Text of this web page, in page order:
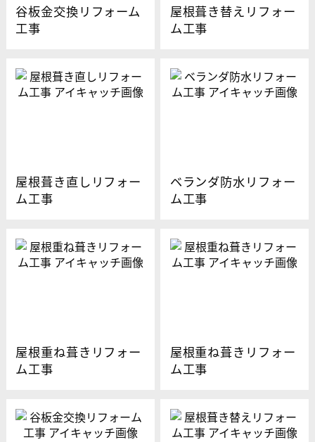
谷板金交換リフォーム
工事
屋根葺き替えリフォー
ム工事
屋根葺き直しリフォー
ム工事
ベランダ防水リフォー
ム工事
屋根重ね葺きリフォー
ム工事
屋根重ね葺きリフォー
ム工事